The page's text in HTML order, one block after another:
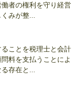
者の権利を守り経営
みが整...
ことを税理士と会計
料を支払うことによ
存在と...